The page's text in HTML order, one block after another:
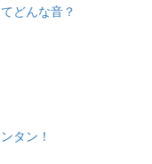
どんな音？
タン！